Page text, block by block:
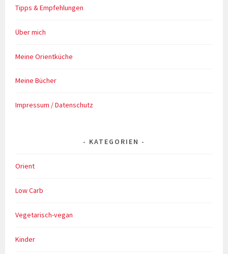
Tipps & Empfehlungen
Über mich
Meine Orientküche
Meine Bücher
Impressum / Datenschutz
KATEGORIEN
Orient
Low Carb
Vegetarisch-vegan
Kinder